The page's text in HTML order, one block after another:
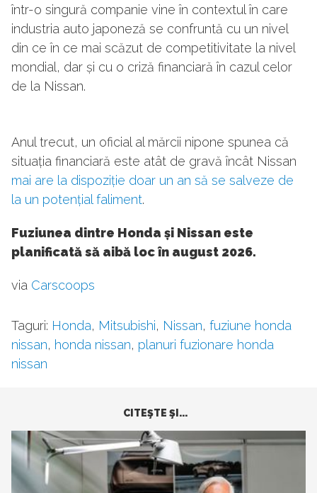
într-o singură companie vine în contextul în care
industria auto japoneză se confruntă cu un nivel
din ce în ce mai scăzut de competitivitate la nivel
mondial, dar și cu o criză financiară în cazul celor
de la Nissan.
Anul trecut, un oficial al mărcii nipone spunea că
situația financiară este atât de gravă încât Nissan
mai are la dispoziție doar un an să se salveze de
la un potențial faliment.
Fuziunea dintre Honda și Nissan este
planificată să aibă loc în august 2026.
via Carscoops
Taguri: Honda, Mitsubishi, Nissan, fuziune honda
nissan, honda nissan, planuri fuzionare honda
nissan
CITEŞTE ŞI...